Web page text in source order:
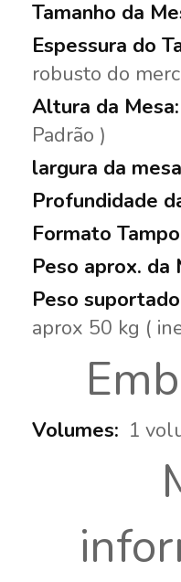
robusto do
Padrão )
aprox 50 kg (
1